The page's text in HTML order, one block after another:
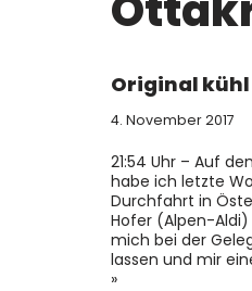
Original kühl
4. November 2017
21:54 Uhr – Auf
habe ich letzte
Durchfahrt in
Hofer (Alpen-
mich bei der
lassen und mir
»